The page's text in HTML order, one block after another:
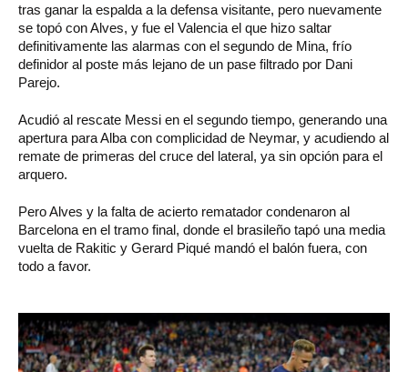
tras ganar la espalda a la defensa visitante, pero nuevamente
se topó con Alves, y fue el Valencia el que hizo saltar
definitivamente las alarmas con el segundo de Mina, frío
definidor al poste más lejano de un pase filtrado por Dani
Parejo.
Acudió al rescate Messi en el segundo tiempo, generando una
apertura para Alba con complicidad de Neymar, y acudiendo al
remate de primeras del cruce del lateral, ya sin opción para el
arquero.
Pero Alves y la falta de acierto rematador condenaron al
Barcelona en el tramo final, donde el brasileño tapó una media
vuelta de Rakitic y Gerard Piqué mandó el balón fuera, con
todo a favor.